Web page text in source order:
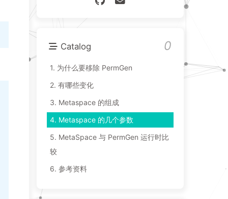
Catalog 0
1. 为什么要移除 PermGen
2. 有哪些变化
3. Metaspace 的组成
4. Metaspace 的几个参数
5. MetaSpace 与 PermGen 运行时比
较
6. 参考资料